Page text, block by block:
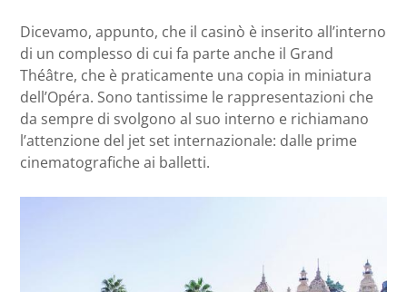
Dicevamo, appunto, che il casinò è inserito all’interno
di un complesso di cui fa parte anche il Grand
Théâtre, che è praticamente una copia in miniatura
dell’Opéra. Sono tantissime le rappresentazioni che
da sempre di svolgono al suo interno e richiamano
l’attenzione del jet set internazionale: dalle prime
cinematografiche ai balletti.